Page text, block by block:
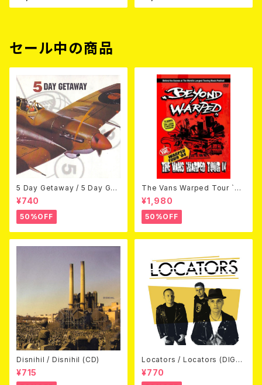
セール中の商品
5 Day Getaway / 5 Day Get
away (CDEP)
¥740
50%OFF
The Vans Warped Tour `04
Beyond Warped (国内盤DV
D)
¥1,980
50%OFF
Disnihil / Disnihil (CD)
¥715
Locators / Locators (DIGPA
CK CD)
¥770